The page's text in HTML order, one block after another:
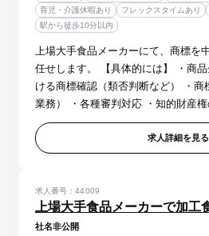
育児・介護休暇あり
フレックスタイムあり
駅から徒歩10分以内
上場大手食品メーカーにて、商標を
任せします。 【具体的には】 ・商品企画や広告媒体作成にお
ける商標確認（類否判断など） ・商
業務） ・各種審判対応 ・知的財産
内向け知財関連勉強会開催 など 【配属先】 法務・ガバナン
ス室には1...
求人詳細を見る
上場大手食品メーカーで加工
求人番号：44009
社名非公開